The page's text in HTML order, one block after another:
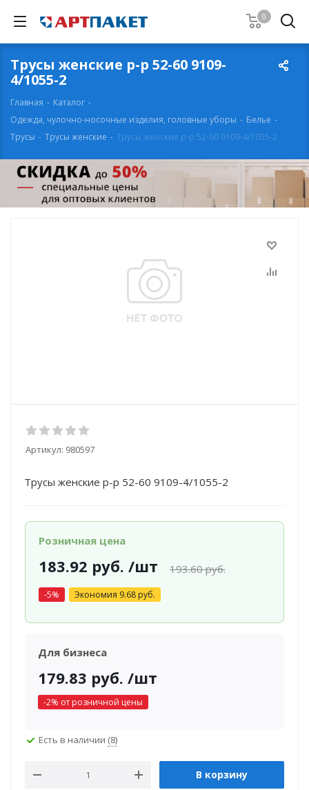
0
Трусы женские р-р 52-60 9109-
4/1055-2
Главная - Каталог -
Одежда, чулочно-носочные изделия, головные уборы - Белье -
Трусы - Трусы женские - Трусы женские р-р 52-60 9109-4/1055-2
Артикул: 980597
Трусы женские р-р 52-60 9109-4/1055-2
Розничная цена
183.92 руб. /шт 193.60руб.
-5% Экономия 9.68руб.
Для бизнеса
179.83 руб. /шт
-2% от розничной цены
Есть в наличии (8)
В корзину